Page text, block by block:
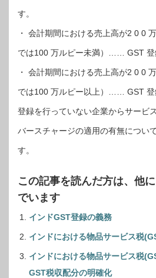
す。
・ 会計期間における売上高が2 0 0
では100 万ルピー未満）…… GST 登
・ 会計期間における売上高が2 0 0
では100 万ルピー以上）…… GST 登
登録を行っていない企業からサービ
バースチャージの適用の有無につい
す。
この記事を読んだ方は、他
でいます
インドGST登録の義務
インドにおける物品サービス税
インドにおける物品サービス税
GST税収配分の明確化